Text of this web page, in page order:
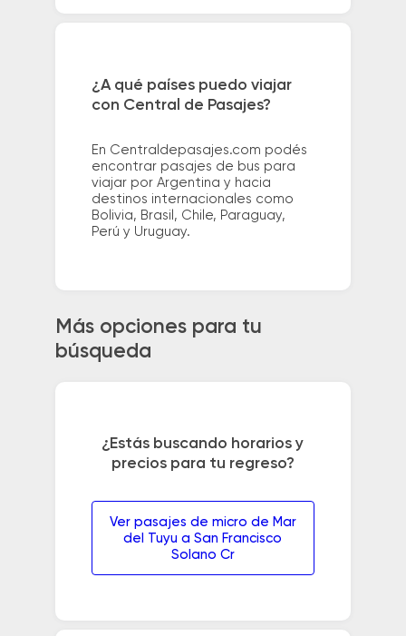
¿A qué países puedo viajar
con Central de Pasajes?
En Centraldepasajes.com podés
encontrar pasajes de bus para
viajar por Argentina y hacia
destinos internacionales como
Bolivia, Brasil, Chile, Paraguay,
Perú y Uruguay.
Más opciones para tu
búsqueda
¿Estás buscando horarios y
precios para tu regreso?
Ver pasajes de micro de Mar
del Tuyu a San Francisco
Solano Cr